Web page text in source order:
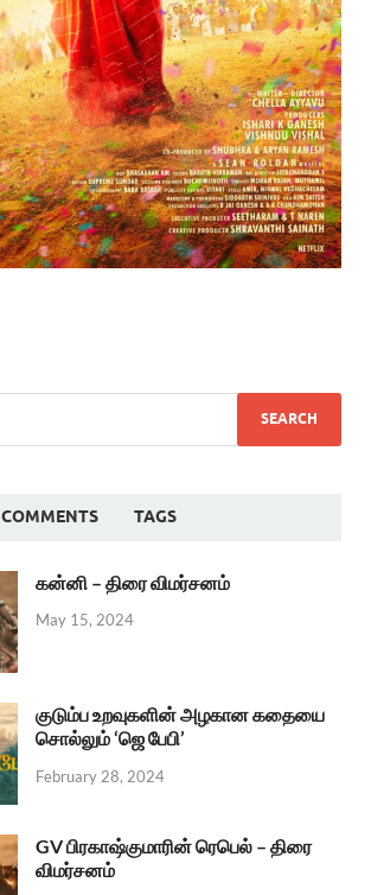
COMMENTS TAGS
கன்னி – திரை விமர்சனம்
May 15, 2024
குடும்ப உறவுகளின் அழகான கதையை
சொல்லும் ‘ஜெ பேபி’
February 28, 2024
GV பிரகாஷ்குமாரின் ரெபெல் – திரை
விமர்சனம்